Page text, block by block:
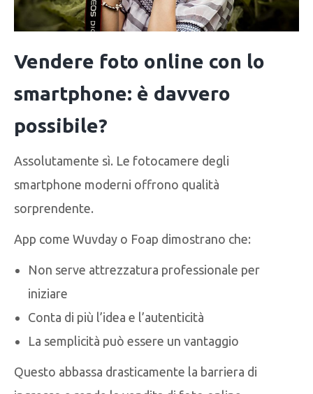
Vendere foto online con lo
smartphone: è davvero
possibile?
Assolutamente sì. Le fotocamere degli
smartphone moderni offrono qualità
sorprendente.
App come Wuvday o Foap dimostrano che:
Non serve attrezzatura professionale per
iniziare
Conta di più l’idea e l’autenticità
La semplicità può essere un vantaggio
Questo abbassa drasticamente la barriera di